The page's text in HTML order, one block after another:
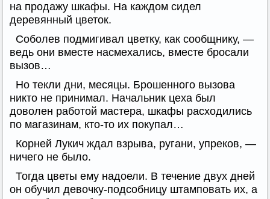
на продажу шкафы. На каждом сидел
деревянный цветок.
Соболев подмигивал цветку, как сообщнику, —
ведь они вместе насмехались, вместе бросали
вызов…
Но текли дни, месяцы. Брошенного вызова
никто не принимал. Начальник цеха был
доволен работой мастера, шкафы расходились
по магазинам, кто-то их покупал…
Корней Лукич ждал взрыва, ругани, упреков, —
ничего не было.
Тогда цветы ему надоели. В течение двух дней
он обучил девочку-подсобницу штамповать их, а